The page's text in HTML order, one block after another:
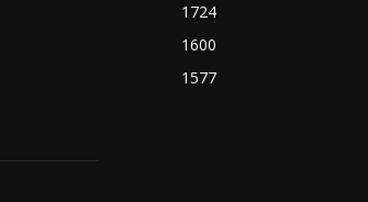
1724
1600
1577